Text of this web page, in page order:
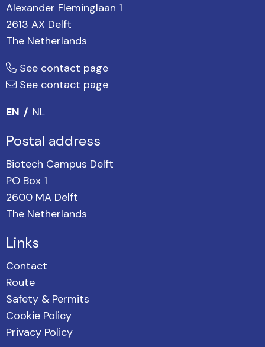
Alexander Fleminglaan 1
2613 AX Delft
The Netherlands
See contact page
See contact page
EN
NL
Postal address
Biotech Campus Delft
PO Box 1
2600 MA Delft
The Netherlands
Links
Contact
Route
Safety & Permits
Cookie Policy
Privacy Policy